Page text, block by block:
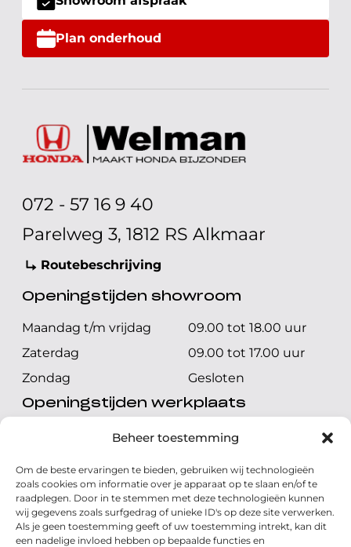
Beheer toestemming
Om de beste ervaringen te bieden, gebruiken wij technologieën
zoals cookies om informatie over je apparaat op te slaan en/of te
raadplegen. Door in te stemmen met deze technologieën kunnen
wij gegevens zoals surfgedrag of unieke ID's op deze site verwerken.
Als je geen toestemming geeft of uw toestemming intrekt, kan dit
een nadelige invloed hebben op bepaalde functies en
Plan onderhoud
072 - 57 16 9 40
Parelweg 3, 1812 RS Alkmaar
Routebeschrijving
Openingstijden showroom
Maandag t/m vrijdag
09.00 tot 18.00 uur
Zaterdag
09.00 tot 17.00 uur
Zondag
Gesloten
Openingstijden werkplaats
Maandag t/m vrijdag
08.00 tot 17.00 uur
Zondag
Gesloten
Volg ons